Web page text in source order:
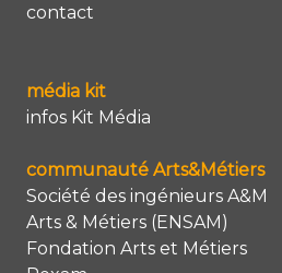
contact
média kit
infos Kit Média
communauté Arts&Métiers
Société des ingénieurs A&M
Arts & Métiers (ENSAM)
Fondation Arts et Métiers